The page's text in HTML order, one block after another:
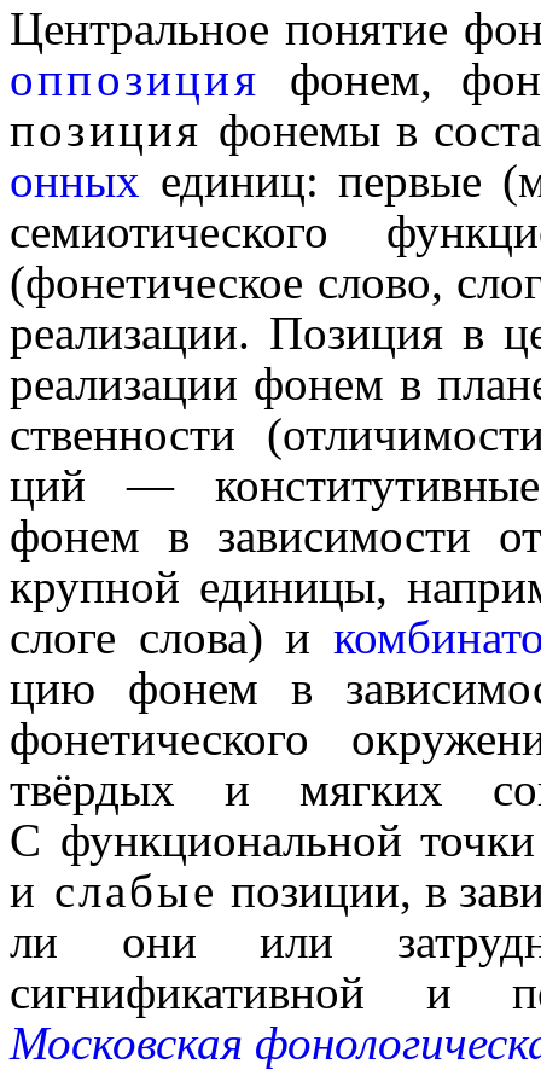
Центральное понятие
оппозиция фонем,
позиция фонемы в
он­ных единиц: первые
семиотического
(фонетическое слово,
реализа­ции. Позиция в
реализа­ции фонем в
ствен­но­сти
ций —
фонем в зависимости
крупной единицы,
слоге слова) и
цию фонем в
фонети­че­ско­го
твёрдых и мягких
С функцио­наль­ной
и слабые позиции, в
ли они или
сигнификативной и
Московская